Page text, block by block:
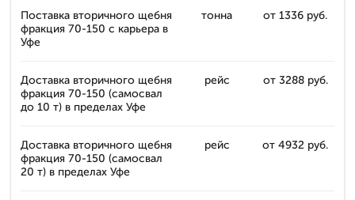
Поставка вторичного щебня
фракция 70-150 с карьера в
Уфе
тонна от 1336 руб.
Доставка вторичного щебня
фракция 70-150 (самосвал
до 10 т) в пределах Уфе
рейс от 3288 руб.
Доставка вторичного щебня
фракция 70-150 (самосвал
20 т) в пределах Уфе
рейс от 4932 руб.